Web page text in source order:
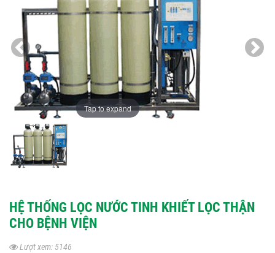
Tap to expand
HỆ THỐNG LỌC NƯỚC TINH KHIẾT LỌC THẬN
CHO BỆNH VIỆN
Lượt xem: 5146